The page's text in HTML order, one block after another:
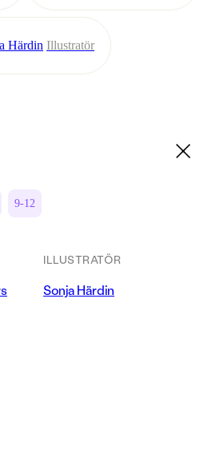
Härdin Illustratör
9-12
ILLUSTRATÖR
Sonja Härdin